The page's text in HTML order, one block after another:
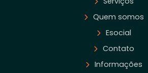
Quem somos
Esocial
Contato
Informações